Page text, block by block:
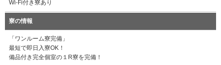
Wi-Fi付き寮あり
寮の情報
「ワンルーム寮完備」
最短で即日入寮OK！
備品付き完全個室の１R寮を完備！